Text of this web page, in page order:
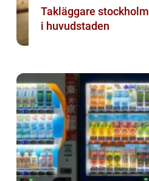
Takläggare stockholm tryggt takarbete
i huvudstaden